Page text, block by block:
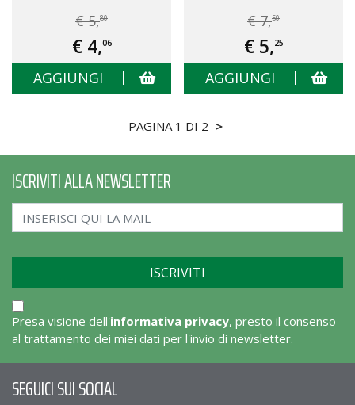
€ 5,80
€ 4,06
AGGIUNGI
€ 7,50
€ 5,25
AGGIUNGI
PAGINA 1 DI 2 >
ISCRIVITI ALLA NEWSLETTER
Presa visione dell'informativa privacy, presto il consenso
al trattamento dei miei dati per l'invio di newsletter.
SEGUICI SUI SOCIAL